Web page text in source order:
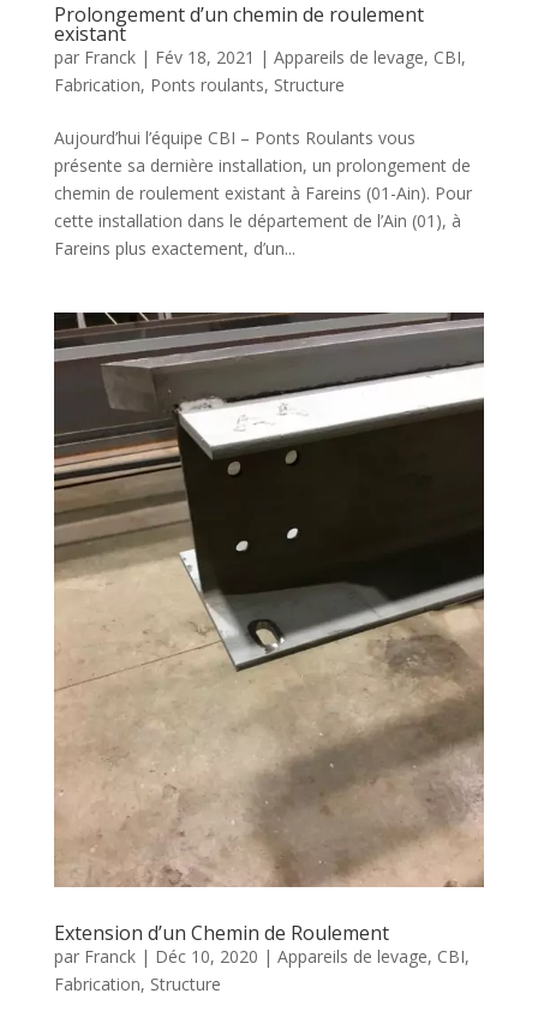
Prolongement d’un chemin de roulement
existant
par Franck| Fév 18, 2021 | Appareils de levage, CBI,
Fabrication, Ponts roulants, Structure
Aujourd’hui l’équipe CBI – Ponts Roulants vous
présente sa dernière installation, un prolongement de
chemin de roulement existant à Fareins (01-Ain). Pour
cette installation dans le département de l’Ain (01), à
Fareins plus exactement, d’un...
Extension d’un Chemin de Roulement
par Franck| Déc 10, 2020 | Appareils de levage, CBI,
Fabrication, Structure